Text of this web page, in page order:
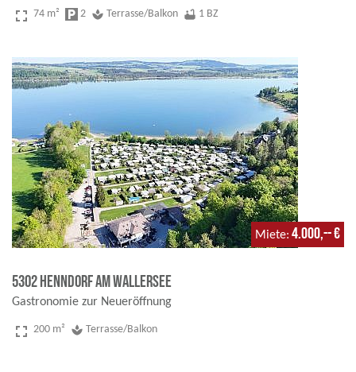
fullscreen 74 m² local_parking 2 spa Terrasse/Balkon bathtub 1 BZ
Miete 4.000,-- €
5302 Henndorf am Wallersee
Gastronomie zur Neueröffnung
fullscreen 200 m² spa Terrasse/Balkon